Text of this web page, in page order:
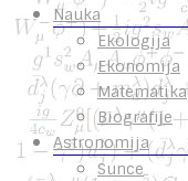
Nauka
Ekologija
Ekonomija
Matematika
Biografije
Astronomija
Sunce